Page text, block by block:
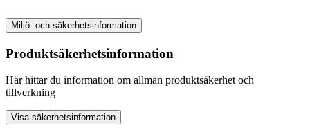
Miljö- och säkerhetsinformation
Produktsäkerhetsinformation
Här hittar du information om allmän produktsäkerhet och
tillverkning
Visa säkerhetsinformation